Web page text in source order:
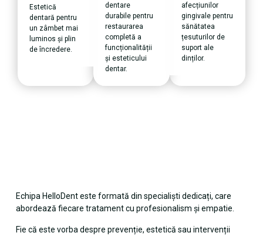
Estetică
dentară pentru
un zâmbet mai
luminos și plin
de încredere.
dentare
durabile pentru
restaurarea
completă a
funcționalității
și esteticului
dentar.
afecțiunilor
gingivale pentru
sănătatea
țesuturilor de
suport ale
dinților.
Echipa HelloDent este formată din specialiști dedicați, care
abordează fiecare tratament cu profesionalism și empatie.
Fie că este vorba despre prevenție, estetică sau intervenții